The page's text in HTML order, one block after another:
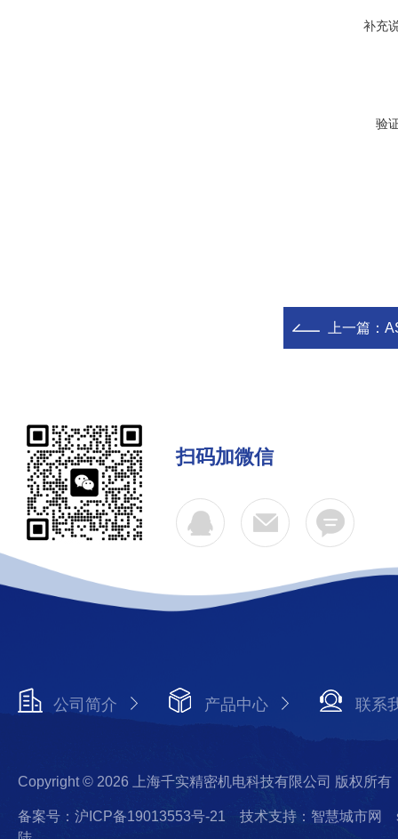
补充
验
上一篇：
扫码加微信
公司简介 产品中心 联系
Copyright © 2026 上海千实精密机电科技有限公司 版权所有
备案号：沪ICP备19013553号-21 技术支持：智慧城市网